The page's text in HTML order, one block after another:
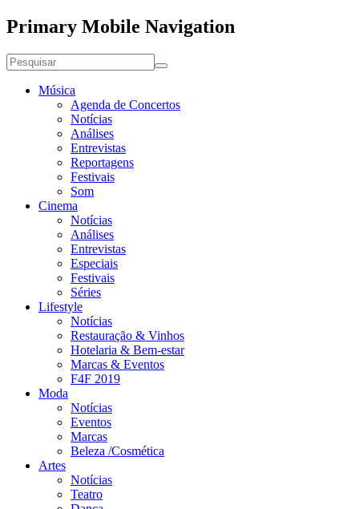
Primary Mobile Navigation
Música
Agenda de Concertos
Notícias
Análises
Entrevistas
Reportagens
Festivais
Som
Cinema
Notícias
Análises
Entrevistas
Especiais
Festivais
Séries
Lifestyle
Notícias
Restauração & Vinhos
Hotelaria & Bem-estar
Marcas & Eventos
F4F 2019
Moda
Notícias
Eventos
Marcas
Beleza /Cosmética
Artes
Notícias
Teatro